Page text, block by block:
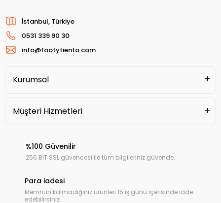
İstanbul, Türkiye
0531 339 90 30
info@footytiento.com
Kurumsal
Müşteri Hizmetleri
%100 Güvenilir
256 BIT SSL güvencesi ile tüm bilgileriniz güvende.
Para iadesi
Memnun kalmadığınız ürünleri 15 iş günü içerisinde iade
edebilirsiniz.